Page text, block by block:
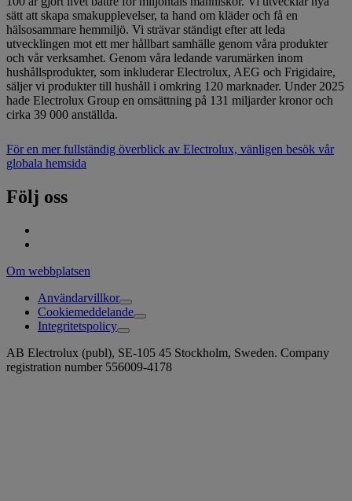
sätt att skapa smakupplevelser, ta hand om kläder och få en
hälsosammare hemmiljö. Vi strävar ständigt efter att leda
utvecklingen mot ett mer hållbart samhälle genom våra produkter
och vår verksamhet. Genom våra ledande varumärken inom
hushållsprodukter, som inkluderar Electrolux, AEG och Frigidaire,
säljer vi produkter till hushåll i omkring 120 marknader. Under 2025
hade Electrolux Group en omsättning på 131 miljarder kronor och
cirka 39 000 anställda.
För en mer fullständig överblick av Electrolux, vänligen besök vår
globala hemsida
Följ oss
Om webbplatsen
Användarvillkor
Cookiemeddelande
Integritetspolicy
AB Electrolux (publ), SE-105 45 Stockholm, Sweden. Company
registration number 556009-4178